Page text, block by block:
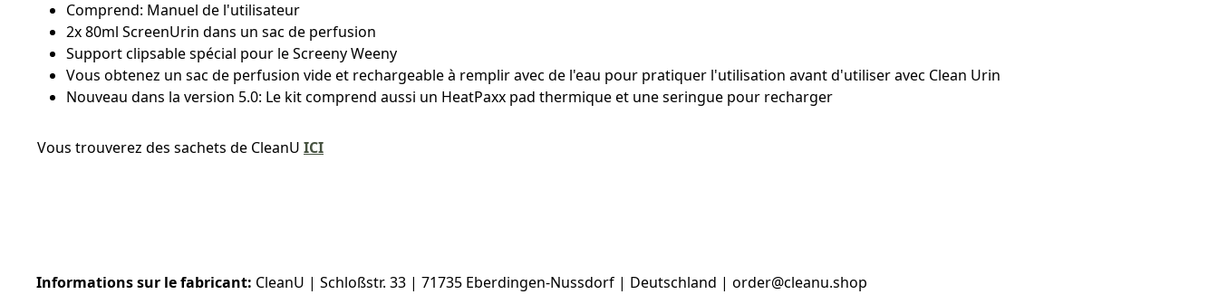
Comprend: Manuel de l'utilisateur
2x 80ml ScreenUrin dans un sac de perfusion
Support clipsable spécial pour le Screeny Weeny
Vous obtenez un sac de perfusion vide et rechargeable à remplir avec de l'eau pour pratiquer l'utilisation avant d'utiliser avec Clean Urin
Nouveau dans la version 5.0: Le kit comprend aussi un HeatPaxx pad thermique et une seringue pour recharger
Vous trouverez des sachets de CleanU ICI
Informations sur le fabricant: CleanU | Schloßstr. 33 | 71735 Eberdingen-Nussdorf | Deutschland | order@cleanu.shop